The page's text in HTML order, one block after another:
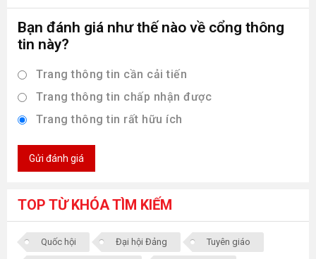
Bạn đánh giá như thế nào về cổng thông
tin này?
Trang thông tin cần cải tiến
Trang thông tin chấp nhận được
Trang thông tin rất hữu ích
Gửi đánh giá
TOP TỪ KHÓA TÌM KIẾM
Quốc hội Đại hội Đảng Tuyên giáo